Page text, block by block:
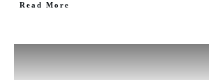
​Read More